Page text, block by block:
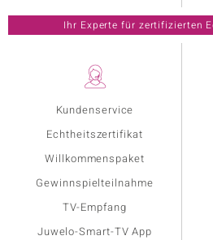
Kundenservice
Echtheitszertifikat
Willkommenspaket
Gewinnspielteilnahme
TV-Empfang
Juwelo-Smart-TV App
Ihr Experte für zertifizierten